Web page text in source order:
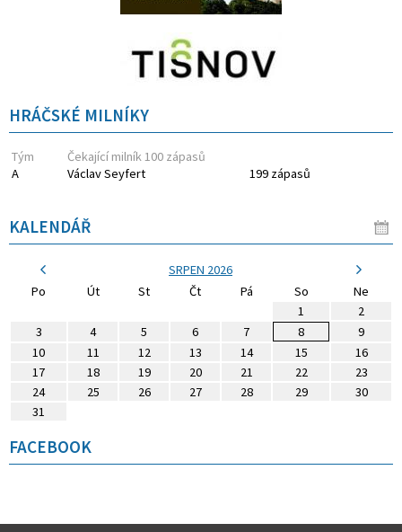
HRÁČSKÉ MILNÍKY
Tým
Čekající milník 100 zápasů
A
Václav Seyfert 199 zápasů
KALENDÁŘ
SRPEN 2026
Po
Út St Čt Pá So
Ne
1
2
3
4 5 6 7 8
9
10
11 12 13 14 15
16
17
18 19 20 21 22
23
24
25 26 27 28 29
30
31
FACEBOOK